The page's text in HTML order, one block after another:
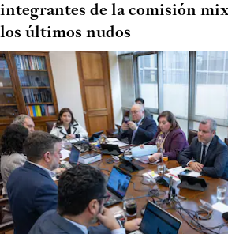
integrantes de la comisión
los últimos nudos